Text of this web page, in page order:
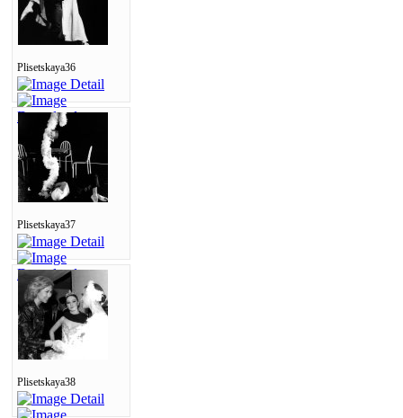
Plisetskaya36
Plisetskaya37
Plisetskaya38